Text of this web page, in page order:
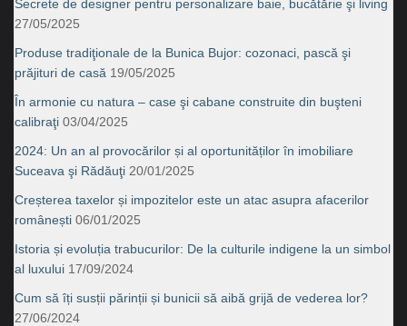
Secrete de designer pentru personalizare baie, bucătărie şi living
27/05/2025
Produse tradiţionale de la Bunica Bujor: cozonaci, pască şi
prăjituri de casă 19/05/2025
În armonie cu natura – case şi cabane construite din buşteni
calibraţi 03/04/2025
2024: Un an al provocărilor și al oportunităților în imobiliare
Suceava şi Rădăuţi 20/01/2025
Creșterea taxelor și impozitelor este un atac asupra afacerilor
românești 06/01/2025
Istoria și evoluția trabucurilor: De la culturile indigene la un simbol
al luxului 17/09/2024
Cum să îți susții părinții și bunicii să aibă grijă de vederea lor?
27/06/2024